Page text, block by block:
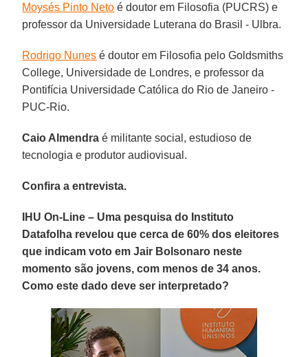
Moysés Pinto Neto é doutor em Filosofia (PUCRS) e
professor da Universidade Luterana do Brasil - Ulbra.
Rodrigo Nunes é doutor em Filosofia pelo Goldsmiths
College, Universidade de Londres, e professor da
Pontifícia Universidade Católica do Rio de Janeiro -
PUC-Rio.
Caio Almendra é militante social, estudioso de
tecnologia e produtor audiovisual.
Confira a entrevista.
IHU On-Line – Uma pesquisa do Instituto
Datafolha revelou que cerca de 60% dos eleitores
que indicam voto em Jair Bolsonaro neste
momento são jovens, com menos de 34 anos.
Como este dado deve ser interpretado?